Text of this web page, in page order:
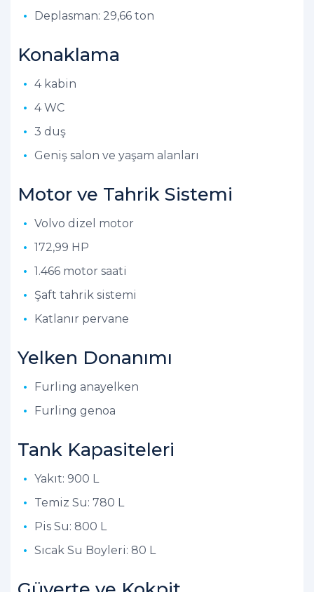
Deplasman: 29,66 ton
Konaklama
4 kabin
4 WC
3 duş
Geniş salon ve yaşam alanları
Motor ve Tahrik Sistemi
Volvo dizel motor
172,99 HP
1.466 motor saati
Şaft tahrik sistemi
Katlanır pervane
Yelken Donanımı
Furling anayelken
Furling genoa
Tank Kapasiteleri
Yakıt: 900 L
Temiz Su: 780 L
Pis Su: 800 L
Sıcak Su Boyleri: 80 L